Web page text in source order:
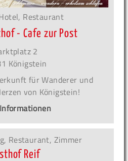
Restaurant
- Cafe zur Post
2
Königstein
für Wanderer und
von Königstein!
Restaurant, Zimmer
Reif